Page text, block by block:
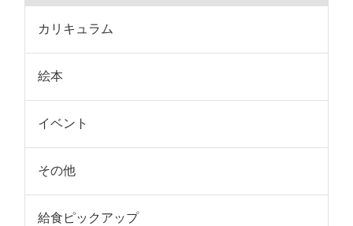
カリキュラム
絵本
イベント
その他
給食ピックアップ